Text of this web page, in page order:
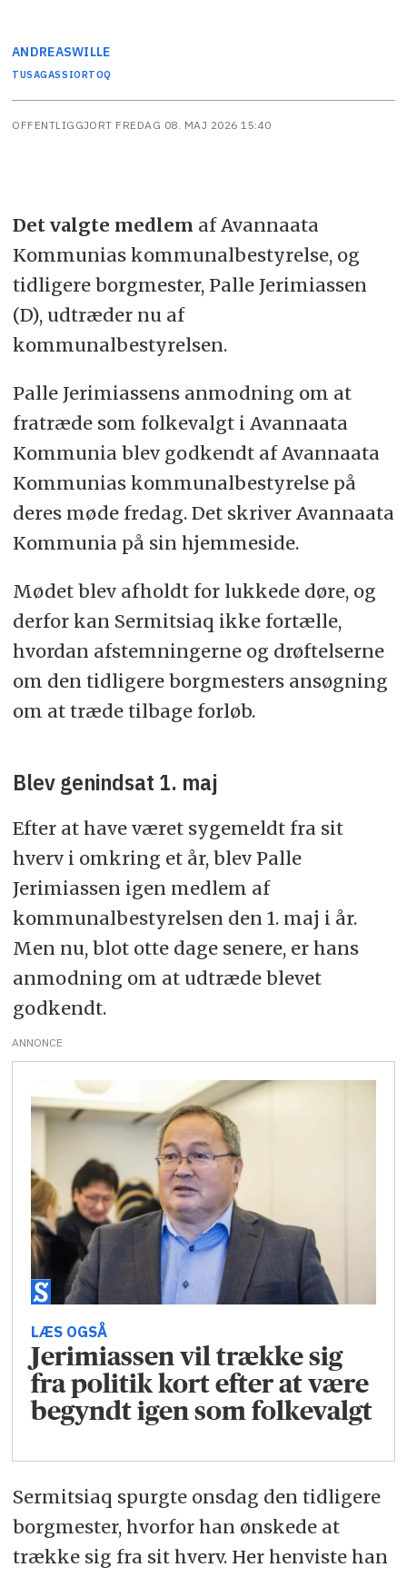
ANDREASWILLE
TUSAGASSIORTOQ
OFFENTLIGGJORT FREDAG 08. MAJ 2026 15:40
Det valgte medlem af Avannaata
Kommunias kommunalbestyrelse, og
tidligere borgmester, Palle Jerimiassen
(D), udtræder nu af
kommunalbestyrelsen.
Palle Jerimiassens anmodning om at
fratræde som folkevalgt i Avannaata
Kommunia blev godkendt af Avannaata
Kommunias kommunalbestyrelse på
deres møde fredag. Det skriver Avannaata
Kommunia på sin hjemmeside.
Mødet blev afholdt for lukkede døre, og
derfor kan Sermitsiaq ikke fortælle,
hvordan afstemningerne og drøftelserne
om den tidligere borgmesters ansøgning
om at træde tilbage forløb.
Blev genindsat 1. maj
Efter at have været sygemeldt fra sit
hverv i omkring et år, blev Palle
Jerimiassen igen medlem af
kommunalbestyrelsen den 1. maj i år.
Men nu, blot otte dage senere, er hans
anmodning om at udtræde blevet
godkendt.
ANNONCE
LÆS OGSÅ
Jerimiassen vil trække sig
fra politik kort efter at være
begyndt igen som folkevalgt
Sermitsiaq spurgte onsdag den tidligere
borgmester, hvorfor han ønskede at
trække sig fra sit hverv. Her henviste han